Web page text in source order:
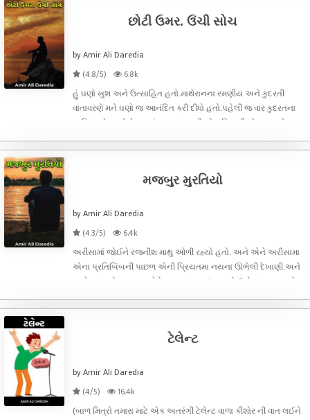
છોટી ઉમર. ઉંચી સોચ
by Amir Ali Daredia
(4.8/5)
6.8k
હું ઘણો ખુશ અને ઉત્સાહિત હતો.માથેરાનના રમણીય અને કુદરતી
વાતાવરણે મને ઘણો જ આનંદિત કરી દીધો હતો.પહેલી જ વાર કુદરતના
સાનિધ્યને જાણે મે માણ્યું હતુ. કુદરતની એ હરિયાળી ગોદમા અનેરુ
જોયા. જીવનમાં પહે
મજબુર મુરતિયો
by Amir Ali Daredia
(4.3/5)
6.4k
અરીસામાં જોઈને રજનીશ માથુ ઓળી રહ્યો હતો. અને એને અરીસામા
એના પ્રતિબિંબની પાછળ એની પ્રિયતમા નયના ઊભેલી દેખાણી.અને
સાથે સાથ.એના ટહુકા જેવો અવાજ પણ સંભળાયો. "એકદમ ખન્ના જેવા
રજનીશથી ગવાય ગયુ.અને નયનાએ એ
ટેલેન્ટ
by Amir Ali Daredia
(4/5)
16.4k
(બાળ મિત્રો તમારા માટે એક અતરંગી ટેલેન્ટ વાળા કીશોર ની વાત લઈને